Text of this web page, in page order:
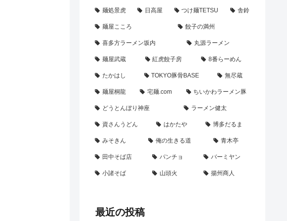
麺処景虎 日高屋 つけ麺TETSU 舎鈴
麺屋こころ 餃子の満州
喜多方ラーメン坂内 丸源ラーメン
麺屋武蔵 紅虎餃子房 8番らーめん
たかはし TOKYO豚骨BASE 無尽蔵
麺屋桐龍 宅麺.com ちいかわラーメン豚
どうとんぼり神座 ラーメン健太
資さんうどん はかたや 博多だるま
みそきん 俺の生きる道 青木亭
田中そば店 パンチョ バーミヤン
小諸そば 山頭火 揚州商人
最近の投稿